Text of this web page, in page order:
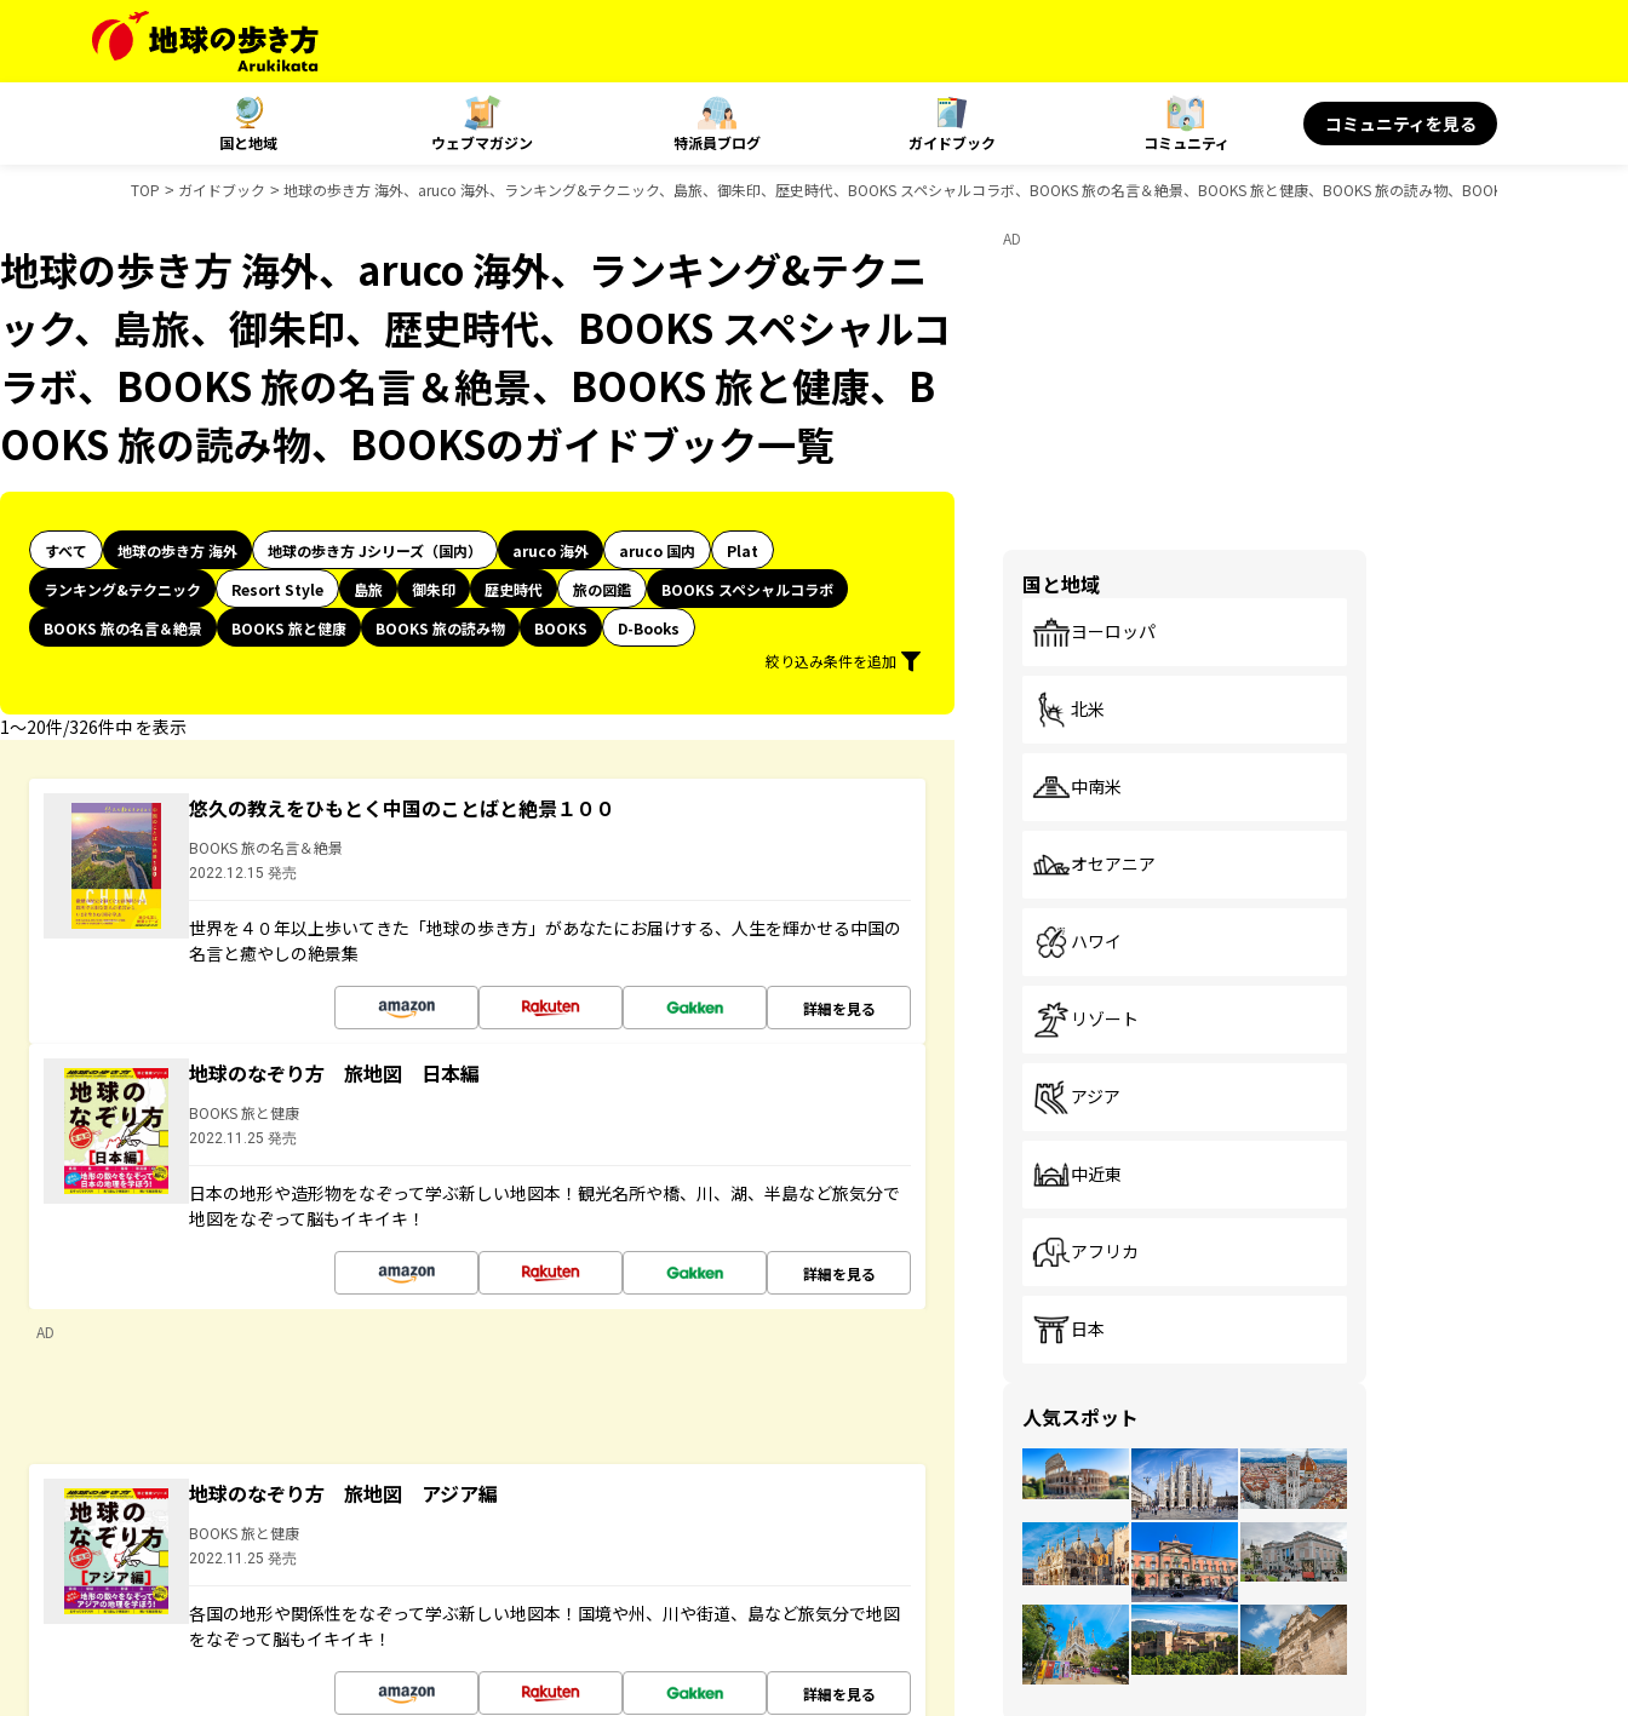
国と地域 ウェブマガジン 特派員ブログ ガイドブック コミュニティ
コミュニティを見る
TOP ガイドブック 地球の歩き方 海外、aruco 海外、ランキング&テクニック、島旅、御朱印、歴史時代、BOOKS スペシャルコラボ、BOOKS 旅の名言＆絶景、BOOKS 旅と健康、BOOKS 旅の読み物、BOOKSのガイドブック
地球の歩き方 海外、aruco 海外、ランキング&テクニ
ック、島旅、御朱印、歴史時代、BOOKS スペシャルコ
ラボ、BOOKS 旅の名言＆絶景、BOOKS 旅と健康、B
OOKS 旅の読み物、BOOKSのガイドブック一覧
すべて 地球の歩き方 海外 地球の歩き方 Jシリーズ（国内） aruco 海外 aruco 国内
Plat
ランキング&テクニック
Resort Style 島旅 御朱印 歴史時代 旅の図鑑
BOOKS スペシャルコラボ
BOOKS 旅の名言＆絶景
BOOKS 旅と健康 BOOKS 旅の読み物 BOOKS
D-Books
絞り込み条件を追加
1〜20件/326件中 を表示
悠久の教えをひもとく中国のことばと絶景１００
BOOKS 旅の名言＆絶景
2022.12.15 発売
世界を４０年以上歩いてきた「地球の歩き方」があなたにお届けする、人生を輝かせる中国の
名言と癒やしの絶景集
詳細を見る
地球のなぞり方 旅地図 日本編
BOOKS 旅と健康
2022.11.25 発売
日本の地形や造形物をなぞって学ぶ新しい地図本！観光名所や橋、川、湖、半島など旅気分で
地図をなぞって脳もイキイキ！
詳細を見る
AD
地球のなぞり方 旅地図 アジア編
BOOKS 旅と健康
2022.11.25 発売
各国の地形や関係性をなぞって学ぶ新しい地図本！国境や州、川や街道、島など旅気分で地図
をなぞって脳もイキイキ！
詳細を見る
AD
国と地域
ヨーロッパ
北米
中南米
オセアニア
ハワイ
リゾート
アジア
中近東
アフリカ
日本
人気スポット